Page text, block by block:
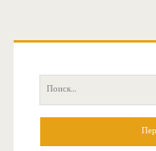
О
П
о